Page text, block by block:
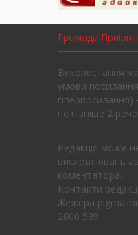
Громада
Використання
умови
не пізніше 2
Редакція може
висловлювань
коментатора.
Контакти
Жежера
2000 539